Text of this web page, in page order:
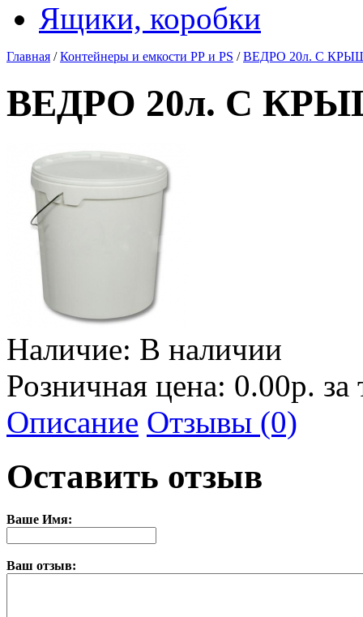
Ящики, коробки
Главная /Контейнеры и емкости РР и PS /ВЕДРО 20л. С
ВЕДРО 20л. С
Наличие: В наличии
Розничная цена: 0.00р.
Описание Отзывы (0)
Оставить отзыв
Ваше Имя:
Ваш отзыв: